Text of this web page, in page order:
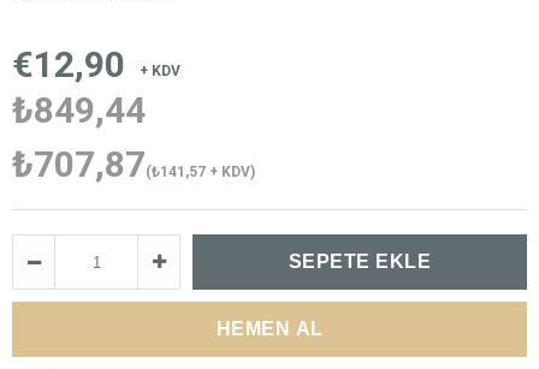
€12,90 + KDV
₺849,44
₺707,87(₺141,57 + KDV)